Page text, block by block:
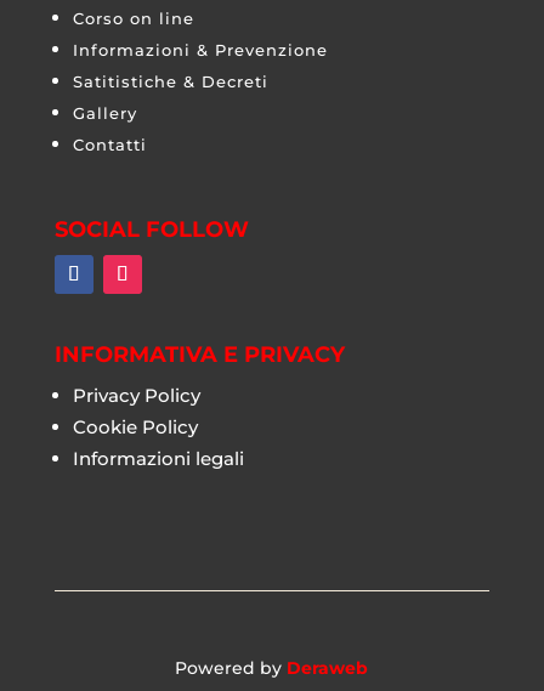
Corso on line
Informazioni & Prevenzione
Satitistiche & Decreti
Gallery
Contatti
SOCIAL FOLLOW
INFORMATIVA E PRIVACY
Privacy Policy
Cookie Policy
Informazioni legali
Powered by Deraweb